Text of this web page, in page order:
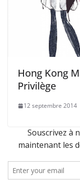
Hong Kong
Privilège
12 septembre 2014